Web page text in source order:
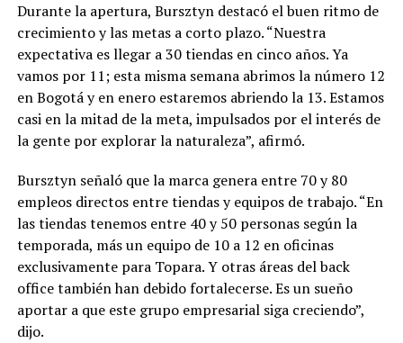
Durante la apertura, Bursztyn destacó el buen ritmo de
crecimiento y las metas a corto plazo. “Nuestra
expectativa es llegar a 30 tiendas en cinco años. Ya
vamos por 11; esta misma semana abrimos la número 12
en Bogotá y en enero estaremos abriendo la 13. Estamos
casi en la mitad de la meta, impulsados por el interés de
la gente por explorar la naturaleza”, afirmó.
Bursztyn señaló que la marca genera entre 70 y 80
empleos directos entre tiendas y equipos de trabajo. “En
las tiendas tenemos entre 40 y 50 personas según la
temporada, más un equipo de 10 a 12 en oficinas
exclusivamente para Topara. Y otras áreas del back
office también han debido fortalecerse. Es un sueño
aportar a que este grupo empresarial siga creciendo”,
dijo.